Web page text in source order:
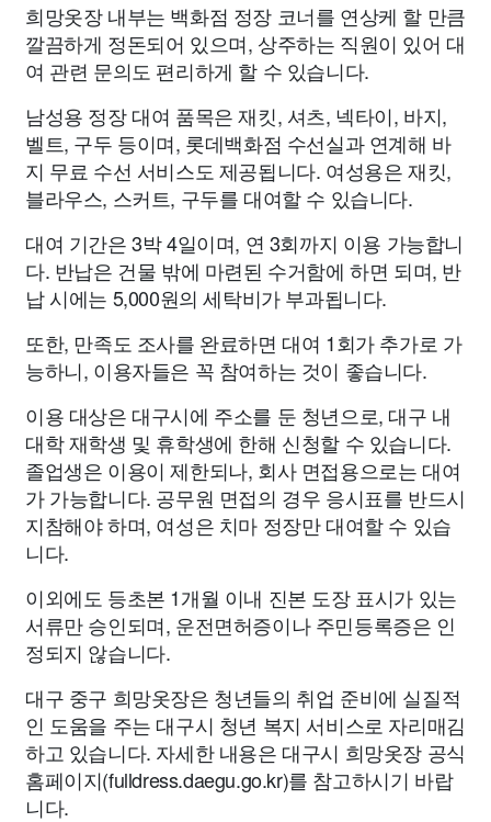
희망옷장 내부는 백화점 정장 코너를 연상케 할 만큼
깔끔하게 정돈되어 있으며, 상주하는 직원이 있어 대
여 관련 문의도 편리하게 할 수 있습니다.
남성용 정장 대여 품목은 재킷, 셔츠, 넥타이, 바지,
벨트, 구두 등이며, 롯데백화점 수선실과 연계해 바
지 무료 수선 서비스도 제공됩니다. 여성용은 재킷,
블라우스, 스커트, 구두를 대여할 수 있습니다.
대여 기간은 3박 4일이며, 연 3회까지 이용 가능합니
다. 반납은 건물 밖에 마련된 수거함에 하면 되며, 반
납 시에는 5,000원의 세탁비가 부과됩니다.
또한, 만족도 조사를 완료하면 대여 1회가 추가로 가
능하니, 이용자들은 꼭 참여하는 것이 좋습니다.
이용 대상은 대구시에 주소를 둔 청년으로, 대구 내
대학 재학생 및 휴학생에 한해 신청할 수 있습니다.
졸업생은 이용이 제한되나, 회사 면접용으로는 대여
가 가능합니다. 공무원 면접의 경우 응시표를 반드시
지참해야 하며, 여성은 치마 정장만 대여할 수 있습
니다.
이외에도 등초본 1개월 이내 진본 도장 표시가 있는
서류만 승인되며, 운전면허증이나 주민등록증은 인
정되지 않습니다.
대구 중구 희망옷장은 청년들의 취업 준비에 실질적
인 도움을 주는 대구시 청년 복지 서비스로 자리매김
하고 있습니다. 자세한 내용은 대구시 희망옷장 공식
홈페이지(fulldress.daegu.go.kr)를 참고하시기 바랍
니다.